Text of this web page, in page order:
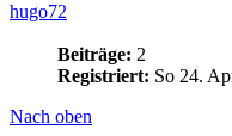
hugo72
Beiträge: 2
Registriert: So 24.
Nach oben